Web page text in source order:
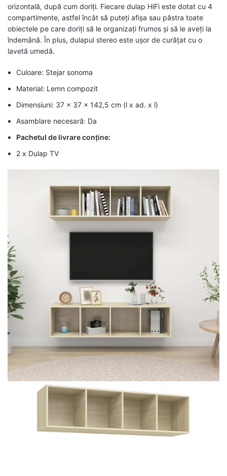
orizontală, după cum doriți. Fiecare dulap HiFi este dotat cu 4
compartimente, astfel încât să puteți afișa sau păstra toate
obiectele pe care doriți să le organizați frumos și să le aveți la
îndemână. În plus, dulapul stereo este ușor de curățat cu o
lavetă umedă.
Culoare: Stejar sonoma
Material: Lemn compozit
Dimensiuni: 37 x 37 x 142,5 cm (l x ad. x î)
Asamblare necesară: Da
Pachetul de livrare conține:
2 x Dulap TV